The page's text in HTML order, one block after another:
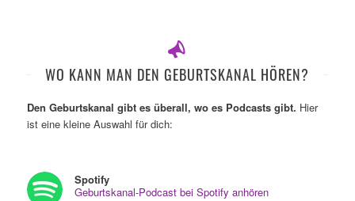
WO KANN MAN DEN GEBURTSKANAL HÖREN?
Den Geburtskanal gibt es überall, wo es Podcasts gibt. Hier
ist eine kleine Auswahl für dich:
Spotify
Geburtskanal-Podcast bei Spotify anhören